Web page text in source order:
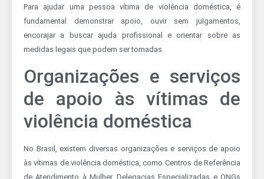
Para ajudar uma pessoa vítima de violência doméstica, é
fundamental demonstrar apoio, ouvir sem julgamentos,
encorajar a buscar ajuda profissional e orientar sobre as
medidas legais que podem ser tomadas.
Organizações e serviços
de apoio às vítimas de
violência doméstica
No Brasil, existem diversas organizações e serviços de apoio
às vítimas de violência doméstica, como Centros de Referência
de Atendimento à Mulher, Delegacias Especializadas e ONGs